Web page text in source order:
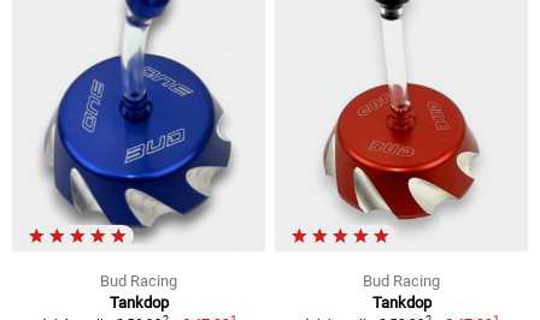
Bud Racing
Tankdop
Bud Racing
Tankdop